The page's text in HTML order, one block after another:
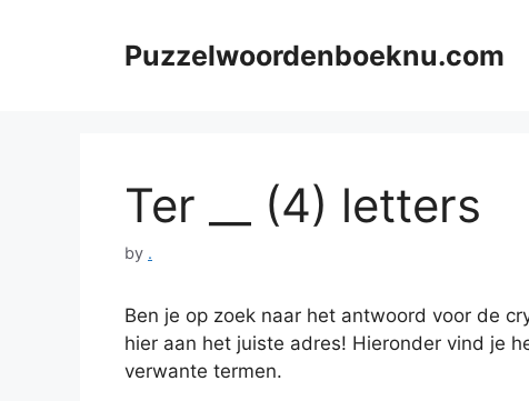
Puzzelwoordenboeknu.com
Ter __ (4) letters
by .
Ben je op zoek naar het antwoord voor de
hier aan het juiste adres! Hieronder vind je
verwante termen.